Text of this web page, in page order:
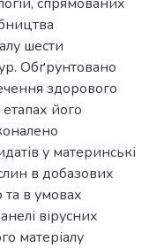
шести
Обґрунтовано
здорового
етапах його
у материнські
в добазових
та в умовах
вірусних
матеріалу